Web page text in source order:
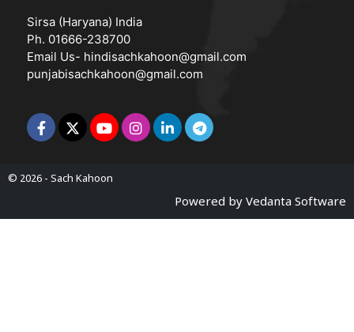
Sirsa (Haryana) India
Ph. 01666-238700
Email Us- hindisachkahoon@gmail.com
punjabisachkahoon@gmail.com
© 2026 - Sach Kahoon
Powered by Vedanta Software